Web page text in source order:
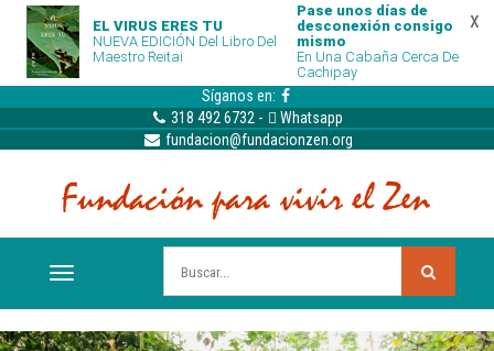
EL VIRUS ERES TU
NUEVA EDICIÓN Del Libro Del
Maestro Reitai
Pase unos días de
desconexión consigo
mismo
En Una Cabaña Cerca De
Cachipay
x
Síganos en:
318 492 6732 -
Whatsapp
fundacion@fundacionzen.org